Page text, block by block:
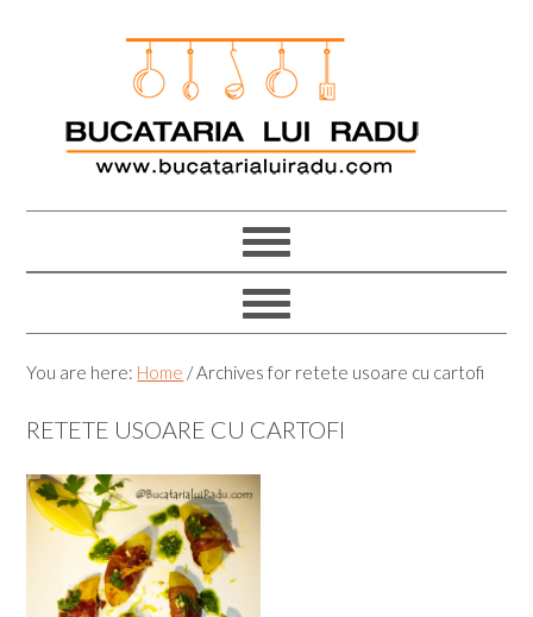
You are here: Home /Archives for retete usoare cu cartofi
RETETE USOARE CU CARTOFI